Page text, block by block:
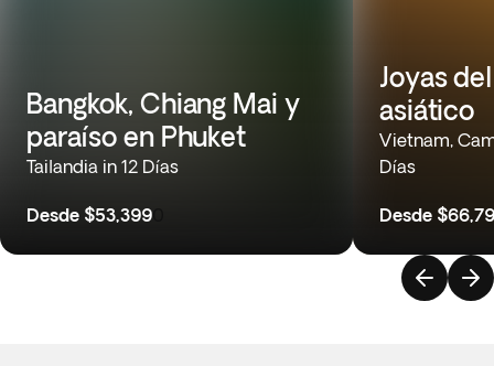
Bangkok, Chiang Mai y
paraíso en Phuket
Tailandia in 12 Días
Desde $53,399
Joyas
asiático
Vietnam,
Días
Desde